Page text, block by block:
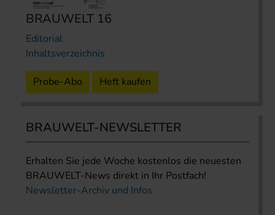
BRAUWELT 16
Editorial
Inhaltsverzeichnis
Probe-Abo Heft kaufen
BRAUWELT-NEWSLETTER
Erhalten Sie jede Woche kostenlos die neuesten
BRAUWELT-News direkt in Ihr Postfach!
Newsletter-Archiv und Infos